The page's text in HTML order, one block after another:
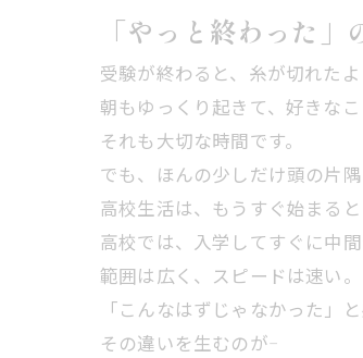
「やっと終わった
受験が終わると、糸が切れたよ
朝もゆっくり起きて、好きなこ
それも大切な時間です。
でも、ほんの少しだけ頭の片
高校生活は、もうすぐ始まると
高校では、入学してすぐに中
範囲は広く、スピードは速い。
「こんなはずじゃなかった」
その違いを生むのが――